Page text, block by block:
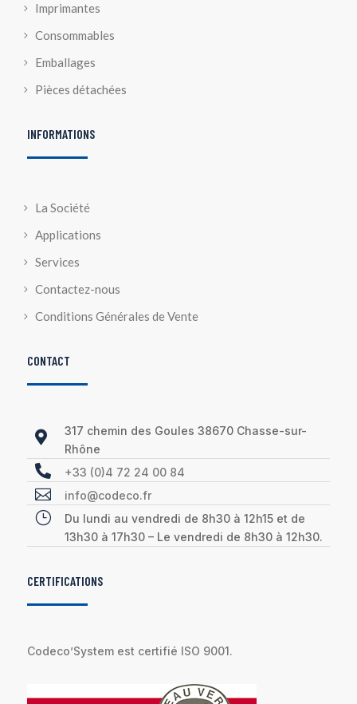
Imprimantes
Consommables
Emballages
Pièces détachées
INFORMATIONS
La Société
Applications
Services
Contactez-nous
Conditions Générales de Vente
CONTACT

317 chemin des Goules 38670 Chasse-sur-
Rhône
 +33 (0)4 72 24 00 84
 info@codeco.fr
}
Du lundi au vendredi de 8h30 à 12h15 et de
13h30 à 17h30 – Le vendredi de 8h30 à 12h30.
CERTIFICATIONS
Codeco’System est certifié ISO 9001.